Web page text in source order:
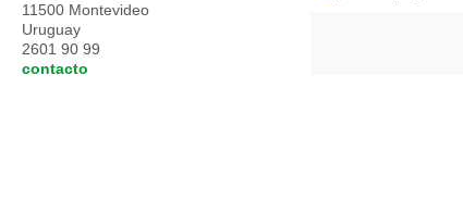
11500 Montevideo
Uruguay
2601 90 99
contacto